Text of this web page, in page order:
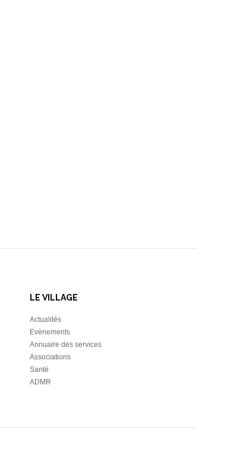
LE VILLAGE
Actualités
Evènements
Annuaire des services
Associations
Santé
ADMR